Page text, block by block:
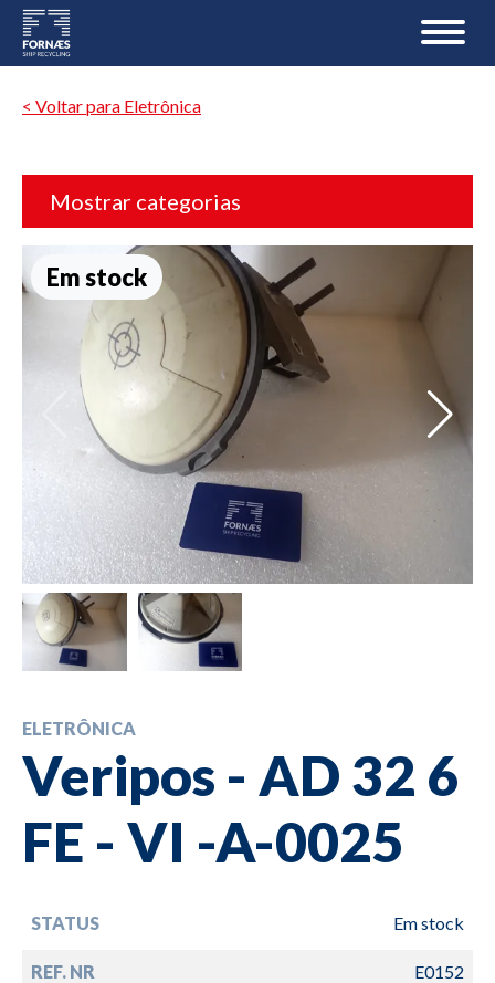
< Voltar para Eletrônica
Mostrar categorias
Em stock
ELETRÔNICA
Veripos - AD 32 6
FE - VI -A-0025
STATUS Em stock
REF. NR E0152